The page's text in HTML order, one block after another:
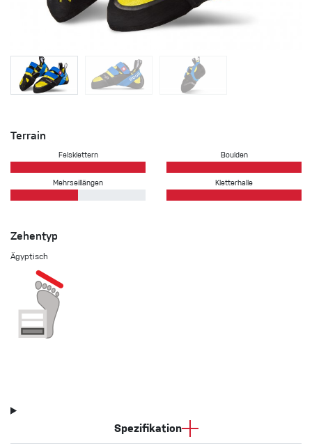
Terrain
Felsklettern Boulden
Mehrseillängen Kletterhalle
Zehentyp
Ägyptisch
Spezifikation